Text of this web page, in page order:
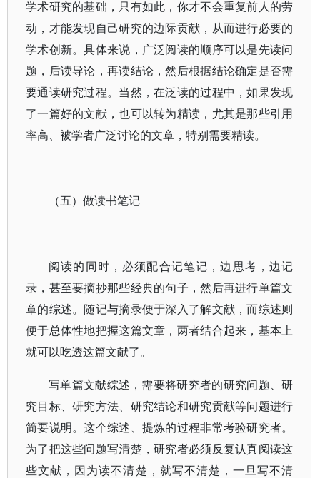
学术研究的基础，只有如此，你才不会重复前人的劳
动，才能发现自己研究的边际贡献，从而进行必要的
学术创新。具体来说，广泛阅读的顺序可以是先读问
题，后读导论，再读结论，然后根据结论确定是否需
要通读研究过程。当然，在泛读的过程中，如果发现
了一篇好的文献，也可以转为精读，尤其是那些引用
率高、被学者广泛讨论的文章，特别需要精读。
（五）做读书笔记
阅读的同时，必须配合记笔记，边思考，边记
录，甚至要摘抄那些经典的句子，然后再进行单篇文
章的综述。随记与摘录便于深入了解文献，而综述则
便于总体性地把握这篇文章，两者结合起来，基本上
就可以吃透这篇文献了。
写单篇文献综述，需要将研究者的研究问题、研
究目标、研究方法、研究结论和研究贡献等问题进行
简要说明。这个综述、提炼的过程非常考验研究者。
为了把这些问题写清楚，研究者必须反复认真阅读这
些文献，因为读不清楚，就写不清楚，一旦写不清